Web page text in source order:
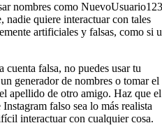
nombres como NuevoUsuario123
quiere interactuar con tales
artificiales y falsas, como si
cuenta falsa, no puedes usar tu
generador de nombres o tomar el
apellido de otro amigo. Haz que el
falso sea lo más realista
interactuar con cualquier cosa.